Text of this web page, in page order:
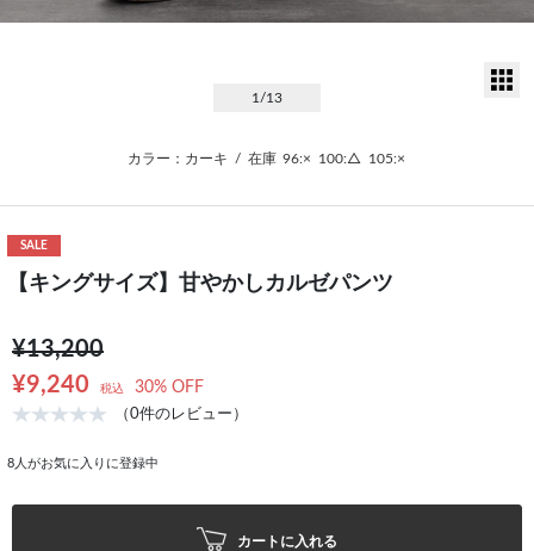
1 /13
カラー：カーキ / 在庫 96:× 100:△ 105:×
SALE
【キングサイズ】甘やかしカルゼパンツ
¥13,200
¥9,240
税込 30% OFF
（0件のレビュー）
8 人がお気に入りに登録中
カートに入れる